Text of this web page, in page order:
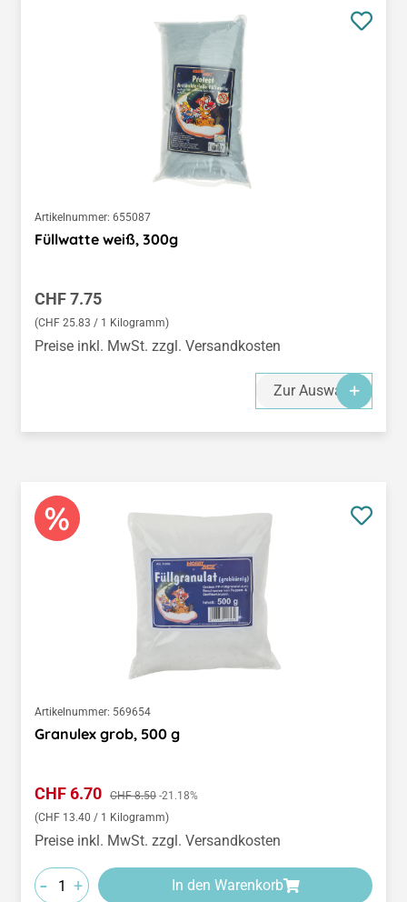
Artikelnummer: 655087
Füllwatte weiß, 300g
Regulärer Preis:
CHF 7.75
(CHF 25.83 / 1 Kilogramm)
Preise inkl. MwSt. zzgl. Versandkosten
Zur Auswahl
Artikelnummer: 569654
Granulex grob, 500 g
Verkaufspreis:
CHF 6.70 Regulärer Preis:
CHF 8.50 -21.18%
(CHF 13.40 / 1 Kilogramm)
Preise inkl. MwSt. zzgl. Versandkosten
- + In den Warenkorb